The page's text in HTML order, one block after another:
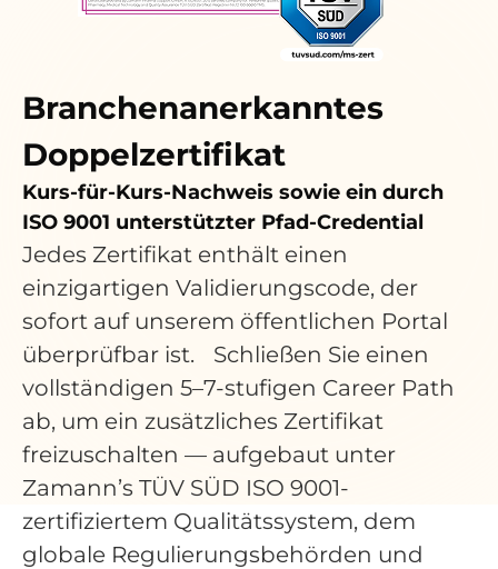
Branchenanerkanntes
Doppelzertifikat
Kurs-für-Kurs-Nachweis sowie ein durch
ISO 9001 unterstützter Pfad-Credential
Jedes Zertifikat enthält einen
einzigartigen Validierungscode, der
sofort auf unserem öffentlichen Portal
überprüfbar ist. Schließen Sie einen
vollständigen 5–7-stufigen Career Path
ab, um ein zusätzliches Zertifikat
freizuschalten — aufgebaut unter
Zamann’s TÜV SÜD ISO 9001-
zertifiziertem Qualitätssystem, dem
globale Regulierungsbehörden und